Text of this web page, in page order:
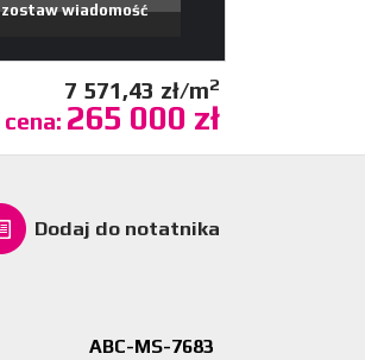
zostaw wiadomość
7 571,43 zł/m2
cena: 265 000 zł
Dodaj do notatnika
ABC-MS-7683